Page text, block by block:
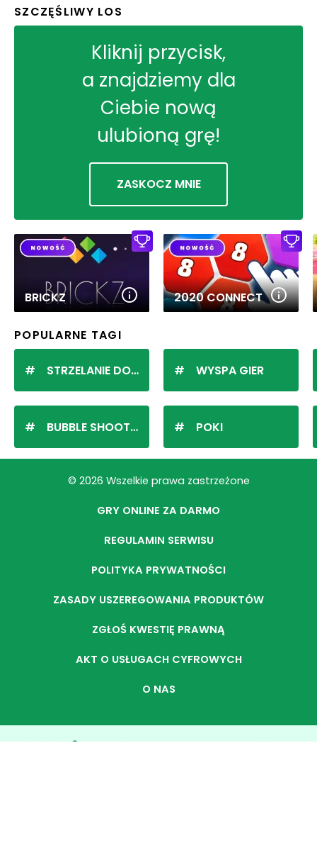
SZCZĘŚLIWY LOS
Kliknij przycisk,
a znajdziemy dla
Ciebie nową
ulubioną grę!
ZASKOCZ MNIE
BRICKZ 2020 CONNECT
POPULARNE TAGI
STRZELANIE DO KULEK
BUBBLE SHOOTER
WYSPA GIER
POKI
© 2026 Wszelkie prawa zastrzeżone
GRY ONLINE ZA DARMO
REGULAMIN SERWISU
POLITYKA PRYWATNOŚCI
ZASADY USZEREGOWANIA PRODUKTÓW
ZGŁOŚ KWESTIĘ PRAWNĄ
AKT O USŁUGACH CYFROWYCH
O NAS